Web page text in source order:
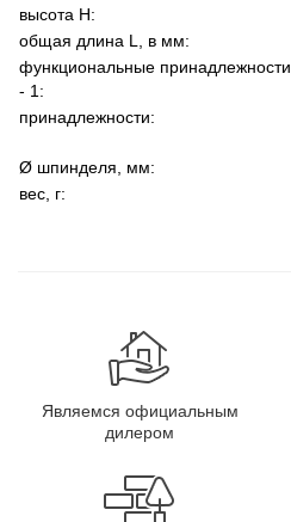
высота Н:
общая длина L, в мм:
функциональные принадлежности
- 1:
принадлежности:
Ø шпинделя, мм:
вес, г:
Являемся официальным
дилером